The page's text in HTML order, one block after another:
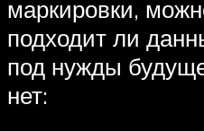
маркировки,
подходит ли
под нужды
нет: